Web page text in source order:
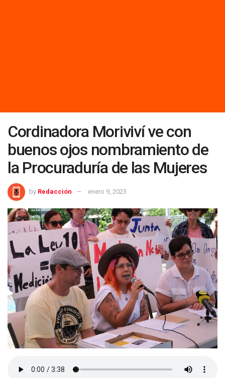
Cordinadora Moriviví ve con
buenos ojos nombramiento de
la Procuraduría de las Mujeres
by Redacción enero 9, 2023